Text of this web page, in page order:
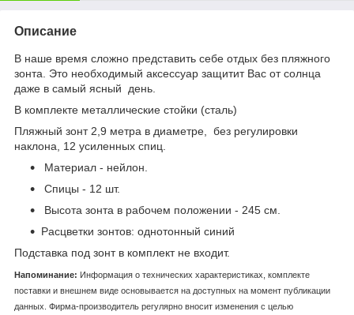
Описание
В наше время сложно представить себе отдых без пляжного
зонта. Это необходимый аксессуар защитит Вас от солнца
даже в самый ясный день.
В комплекте металлические стойки (сталь)
Пляжный зонт 2,9 метра в диаметре, без регулировки
наклона, 12 усиленных спиц.
Материал - нейлон.
Спицы - 12 шт.
Высота зонта в рабочем положении - 245 см.
Расцветки зонтов: однотонный синий
Подставка под зонт в комплект не входит.
Напоминание: Информация о технических характеристиках, комплекте
поставки и внешнем виде основывается на доступных на момент публикации
данных. Фирма-производитель регулярно вносит изменения с целью